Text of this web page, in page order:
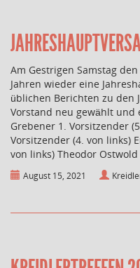
Am Gestrigen Samstag
Jahren wieder eine
üblichen Berichten zu den
Vorstand neu gewählt
Grebener 1. Vorsitzender
Vorsitzender (4. von links)
von links) Theodor Ostwold
August 15, 2021